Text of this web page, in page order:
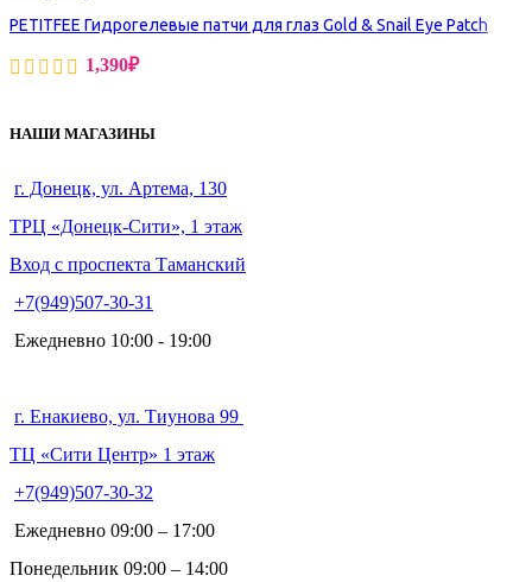
PETITFEE Гидрогелевые патчи для глаз Gold & Snail Eye Patch
1,390₽
НАШИ МАГАЗИНЫ
г. Донецк, ул. Артема, 130
ТРЦ «Донецк-Сити», 1 этаж
Вход с проспекта Таманский
+7(949)507-30-31
Ежедневно 10:00 - 19:00
г. Енакиево, ул. Тиунова 99
ТЦ «Сити Центр» 1 этаж
+7(949)507-30-32
Ежедневно 09:00 – 17:00
Понедельник 09:00 – 14:00